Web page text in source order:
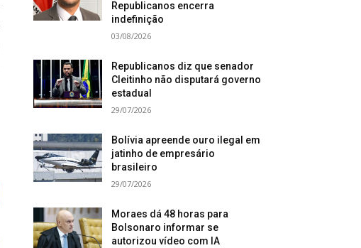
Republicanos encerra
indefinição
03/08/2026
Republicanos diz que senador
Cleitinho não disputará governo
estadual
29/07/2026
Bolívia apreende ouro ilegal em
jatinho de empresário
brasileiro
29/07/2026
Moraes dá 48 horas para
Bolsonaro informar se
autorizou vídeo com IA